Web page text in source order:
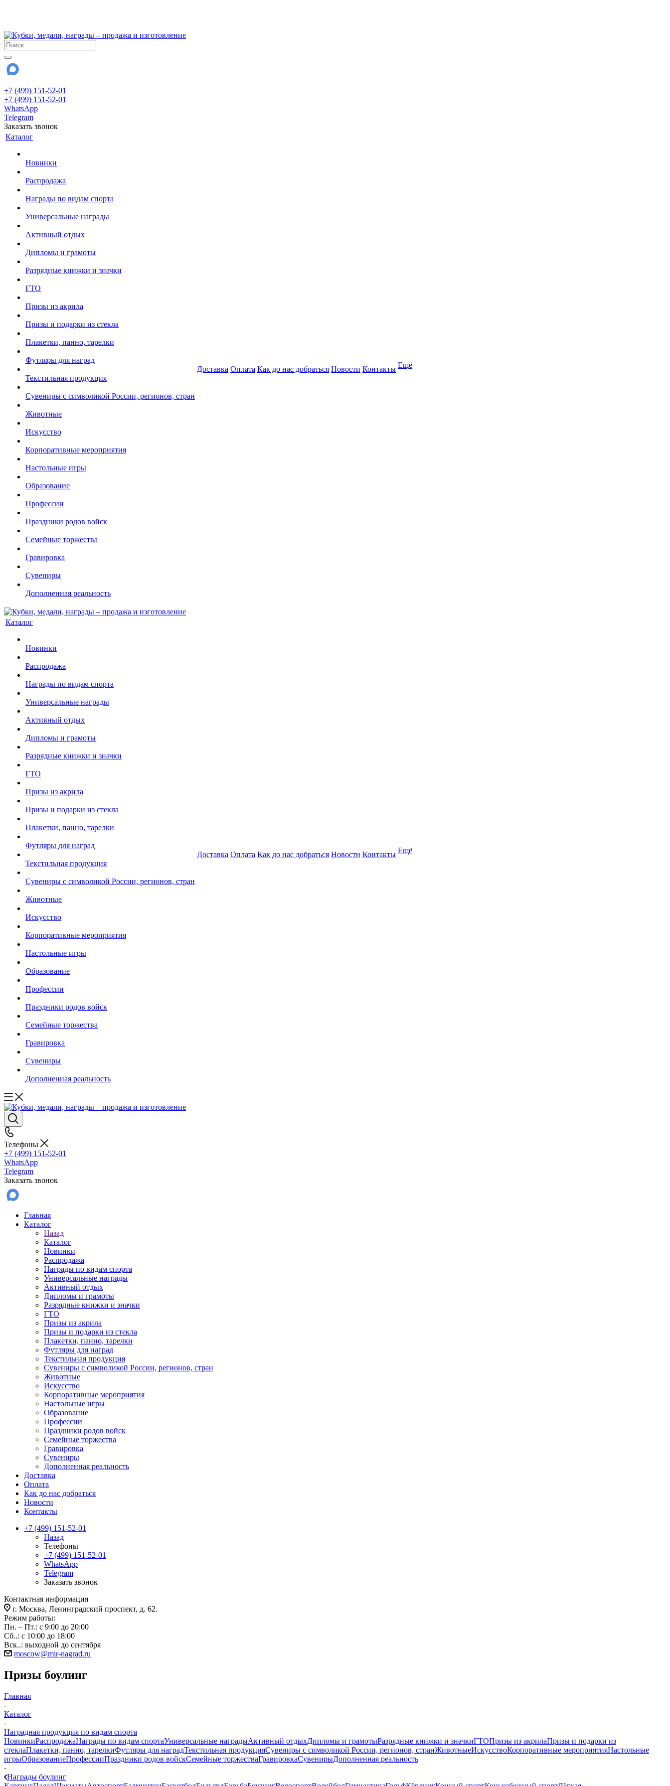
+7 (499) 151-52-01
+7 (499) 151-52-01
WhatsApp
Telegram
Заказать звонок
Каталог
Новинки
Распродажа
Награды по видам спорта
Универсальные награды
Активный отдых
Дипломы и грамоты
Разрядные книжки и значки
ГТО
Призы из акрила
Призы и подарки из стекла
Плакетки, панно, тарелки
Футляры для наград
Текстильная продукция
Сувениры с символикой России, регионов, стран
Животные
Искусство
Корпоративные мероприятия
Настольные игры
Образование
Профессии
Праздники родов войск
Семейные торжества
Гравировка
Сувениры
Дополненная реальность
Доставка Оплата Как до нас добраться Новости Контакты Ещё
Каталог
Новинки
Распродажа
Награды по видам спорта
Универсальные награды
Активный отдых
Дипломы и грамоты
Разрядные книжки и значки
ГТО
Призы из акрила
Призы и подарки из стекла
Плакетки, панно, тарелки
Футляры для наград
Текстильная продукция
Сувениры с символикой России, регионов, стран
Животные
Искусство
Корпоративные мероприятия
Настольные игры
Образование
Профессии
Праздники родов войск
Семейные торжества
Гравировка
Сувениры
Дополненная реальность
Доставка Оплата Как до нас добраться Новости Контакты Ещё
Телефоны
+7 (499) 151-52-01
WhatsApp
Telegram
Заказать звонок
Главная
Каталог
Назад
Каталог
Новинки
Распродажа
Награды по видам спорта
Универсальные награды
Активный отдых
Дипломы и грамоты
Разрядные книжки и значки
ГТО
Призы из акрила
Призы и подарки из стекла
Плакетки, панно, тарелки
Футляры для наград
Текстильная продукция
Сувениры с символикой России, регионов, стран
Животные
Искусство
Корпоративные мероприятия
Настольные игры
Образование
Профессии
Праздники родов войск
Семейные торжества
Гравировка
Сувениры
Дополненная реальность
Доставка
Оплата
Как до нас добраться
Новости
Контакты
+7 (499) 151-52-01
Назад
Телефоны
+7 (499) 151-52-01
WhatsApp
Telegram
Заказать звонок
Контактная информация
г. Москва, Ленинградский проспект, д. 62.
Режим работы:
Пн. – Пт.: с 9:00 до 20:00
Сб..: с 10:00 до 18:00
Вск..: выходной до сентября
moscow@mir-nagrad.ru
Призы боулинг
Главная
-
Каталог
-
Наградная продукция по видам спорта
НовинкиРаспродажаНаграды по видам спортаУниверсальные наградыАктивный отдыхДипломы и грамотыРазрядные книжки и значкиГТОПризы из акрилаПризы и подарки из
стеклаПлакетки, панно, тарелкиФутляры для наградТекстильная продукцияСувениры с символикой России, регионов, странЖивотныеИскусствоКорпоративные мероприятияНастольные
игрыОбразованиеПрофессииПраздники родов войскСемейные торжестваГравировкаСувенирыДополненная реальность
-
Награды боулинг